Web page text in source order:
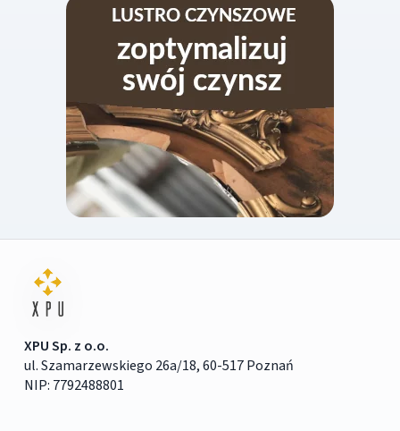
XPU Sp. z o.o.
ul. Szamarzewskiego 26a/18, 60-517 Poznań
NIP: 7792488801